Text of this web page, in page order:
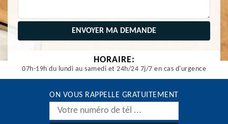
HORAIRE:
07h-19h du lundi au samedi et 24h/24 7j/7 en cas d'urgence
ON VOUS RAPPELLE GRATUITEMENT